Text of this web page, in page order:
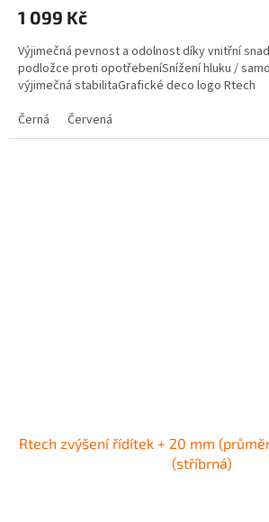
1 099 Kč
Výjimečná pevnost a odolnost díky vnitřní
podložce proti opotřebeníSnížení hluku /
výjimečná stabilitaGrafické deco logo Rtech
Černá
Červená
Rtech zvýšení řídítek + 20 mm
(stříbrná)